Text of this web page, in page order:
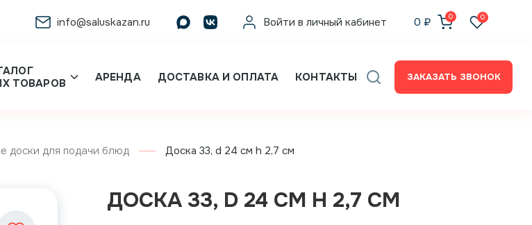
info@saluskazan.ru Войти в личный кабинет 0 ₽ 0 0
ТОВАРОВ
АРЕНДА ДОСТАВКА И ОПЛАТА КОНТАКТЫ ЗАКАЗАТЬ ЗВОНОК
доски для подачи блюд Доска 33, d 24 см h 2,7 см
ДОСКА 33, D 24 СМ H 2,7 СМ